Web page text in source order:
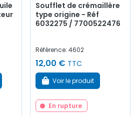
Soufflet de crémaillère
type origine - Réf
6032275 / 7700522476
Référence: 4602
12,00 € TTC
Voir le produit
En rupture